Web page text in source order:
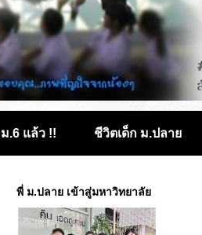
.6 แล้ว !! ชีวิตเด็ก ม.ปลาย
พี่ ม.ปลาย เข้าสู่มหาวิทยาลัย